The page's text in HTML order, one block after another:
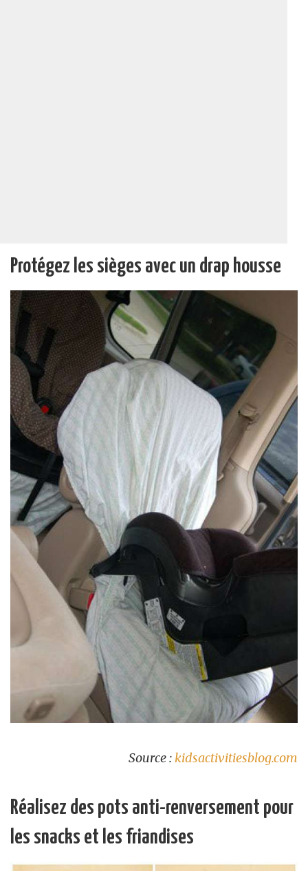
Protégez les sièges avec un drap housse
Source : kidsactivitiesblog.com
Réalisez des pots anti-renversement pour
les snacks et les friandises